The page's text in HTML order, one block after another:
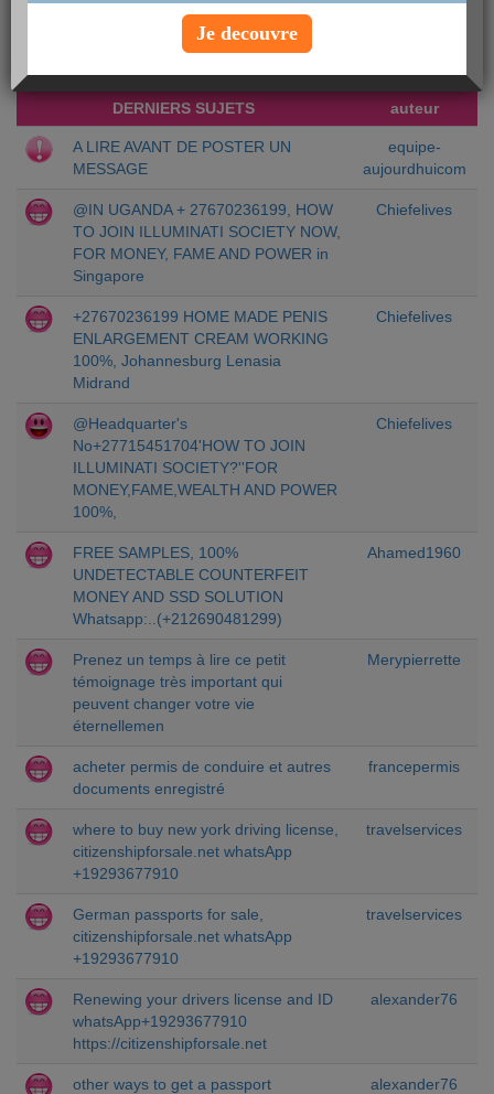
Chercher un sujet particulier :
DERNIERS SUJETS auteur
A LIRE AVANT DE POSTER UN
MESSAGE
equipe-
aujourdhuicom
@IN UGANDA + 27670236199, HOW
TO JOIN ILLUMINATI SOCIETY NOW,
FOR MONEY, FAME AND POWER in
Singapore
Chiefelives
+27670236199 HOME MADE PENIS
ENLAR­GEMEN­T CREAM WORKING
100%, Johannesburg Lenasia
Midrand
Chiefelives
@Headquarter's
No+27715451704'HOW TO JOIN
ILLUMINATI SOCIETY?''FOR
MONEY,FAME,WEALTH AND POWER
100%,
Chiefelives
FREE SAMPLES, 100%
UNDETECTABLE COUNTERFEIT
MONEY AND SSD SOLUTION
Whatsapp:..(+212690481299)
Ahamed1960
Prenez un temps à lire ce petit
témoignage très important qui
peuvent changer votre vie
éternellemen
Merypierrette
acheter permis de conduire et autres
documents enregistré
francepermis
where to buy new york driving license,
citizenshipforsale.net whatsApp
+19293677910
travelservices
German passports for sale,
citizenshipforsale.net whatsApp
+19293677910
travelservices
Renewing your drivers license and ID
whatsApp+19293677910
https://citizenshipforsale.net
alexander76
other ways to get a passport
alexander76
Je decouvre